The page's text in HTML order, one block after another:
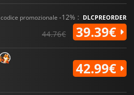
codice promozionale -12% : DLCPREORDER
44.76€ 39.39€
42.99€